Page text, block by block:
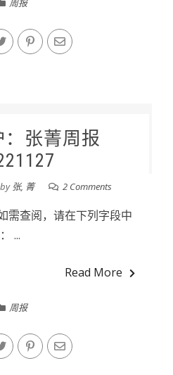
周报
张菁周报
by 张, 菁 2 Comments
需查阅，请在下列字段中
...
Read More
周报